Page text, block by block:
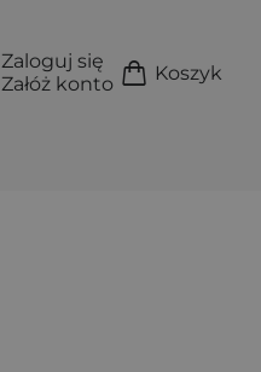
Zaloguj się
Załóż konto
Koszyk